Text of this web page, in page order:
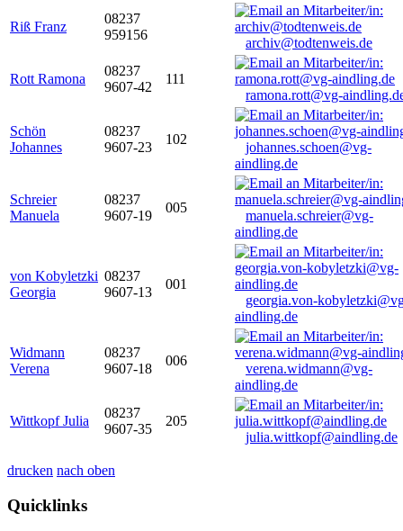
Riß Franz
08237
959156
archiv@todtenweis.de
Rott Ramona
08237
9607-42
111
ramona.rott@vg-
Schön
Johannes
08237
9607-23
102
johannes.schoen@vg-
aindling.de
Schreier
Manuela
08237
9607-19
005
manuela.schreier@vg-
aindling.de
von Kobyletzki
Georgia
08237
9607-13
001
georgia.von-
aindling.de
Widmann
Verena
08237
9607-18
006
verena.widmann@vg-
aindling.de
Wittkopf Julia
08237
9607-35
205
julia.wittkopf@aindling.de
drucken nach oben
Quicklinks